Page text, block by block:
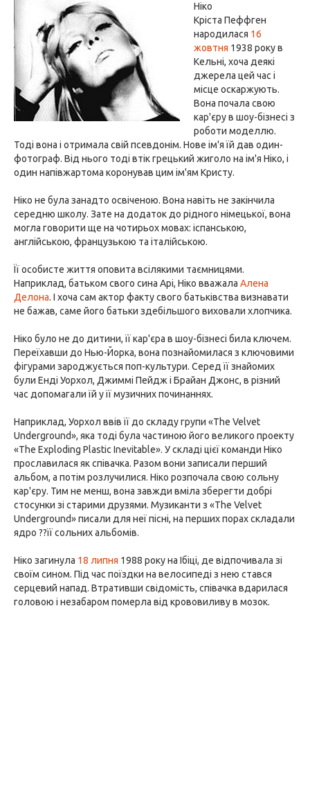
Ніко
Кріста Пеффген
народилася 16
жовтня 1938 року в
Кельні, хоча деякі
джерела цей час і
місце оскаржують.
Вона почала свою
кар'єру в шоу-бізнесі з
роботи моделлю.
Тоді вона і отримала свій псевдонім. Нове ім'я їй дав один-
фотограф. Від нього тоді втік грецький жиголо на ім'я Ніко, і
один напівжартома коронував цим ім'ям Кристу.
Ніко не була занадто освіченою. Вона навіть не закінчила
середню школу. Зате на додаток до рідного німецької, вона
могла говорити ще на чотирьох мовах: іспанською,
англійською, французькою та італійською.
Її особисте життя оповита всілякими таємницями.
Наприклад, батьком свого сина Арі, Ніко вважала Алена
Делона. І хоча сам актор факту свого батьківства визнавати
не бажав, саме його батьки здебільшого виховали хлопчика.
Ніко було не до дитини, її кар'єра в шоу-бізнесі била ключем.
Переїхавши до Нью-Йорка, вона познайомилася з ключовими
фігурами зароджується поп-культури. Серед її знайомих
були Енді Уорхол, Джиммі Пейдж і Брайан Джонс, в різний
час допомагали їй у її музичних починаннях.
Наприклад, Уорхол ввів її до складу групи «The Velvet
Underground», яка тоді була частиною його великого проекту
«The Exploding Plastic Inevitable». У складі цієї команди Ніко
прославилася як співачка. Разом вони записали перший
альбом, а потім розлучилися. Ніко розпочала свою сольну
кар'єру. Тим не менш, вона завжди вміла зберегти добрі
стосунки зі старими друзями. Музиканти з «The Velvet
Underground» писали для неї пісні, на перших порах складали
ядро ??її сольних альбомів.
Ніко загинула 18 липня 1988 року на Ібіці, де відпочивала зі
своїм сином. Під час поїздки на велосипеді з нею стався
серцевий напад. Втративши свідомість, співачка вдарилася
головою і незабаром померла від крововиливу в мозок.